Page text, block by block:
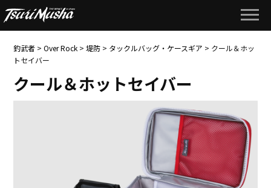
釣武者 >Over Rock >堤防 > タックルバッグ・ケースギア > クール＆ホッ
トセイバー
クール＆ホットセイバー